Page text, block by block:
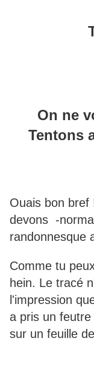
On ne
Tentons
Ouais bon bref
devons -
randonnesque
Comme tu
hein. Le tracé
l'impression
a pris un
sur un feuille